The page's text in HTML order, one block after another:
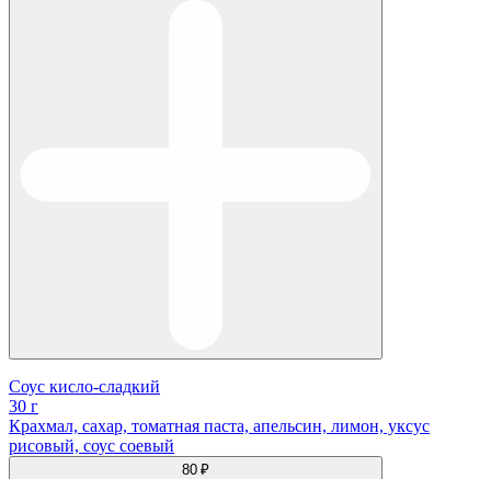
Соус кисло-сладкий
30 г
Крахмал, сахар, томатная паста, апельсин, лимон, уксус
рисовый, соус соевый
80 ₽